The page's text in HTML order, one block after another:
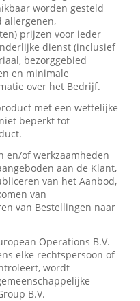
worden gesteld
allergenen,
prijzen voor ieder
dienst (inclusief
bezorggebied
en minimale
over het Bedrijf.
met een wettelijke
beperkt tot
en/of werkzaamheden
aan de Klant,
van het Aanbod,
van
van Bestellingen naar
Operations B.V.
elke rechtspersoon of
wordt
B.V.